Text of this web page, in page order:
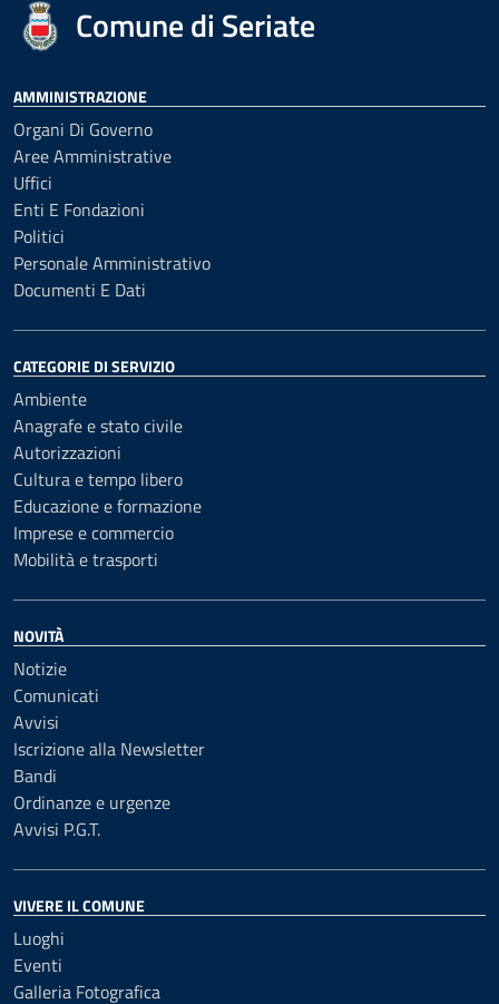
Comune di Seriate
AMMINISTRAZIONE
Organi Di Governo
Aree Amministrative
Uffici
Enti E Fondazioni
Politici
Personale Amministrativo
Documenti E Dati
CATEGORIE DI SERVIZIO
Ambiente
Anagrafe e stato civile
Autorizzazioni
Cultura e tempo libero
Educazione e formazione
Imprese e commercio
Mobilità e trasporti
NOVITÀ
Notizie
Comunicati
Avvisi
Iscrizione alla Newsletter
Bandi
Ordinanze e urgenze
Avvisi P.G.T.
VIVERE IL COMUNE
Luoghi
Eventi
Galleria Fotografica